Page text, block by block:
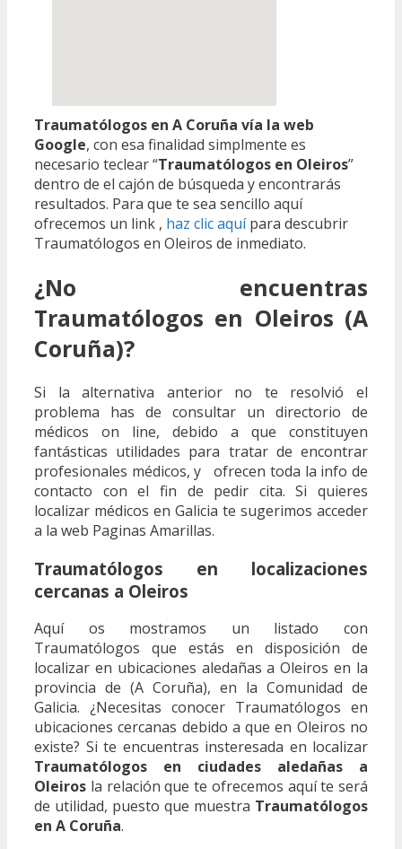
Traumatólogos en A Coruña vía la web
Google, con esa finalidad simplmente es
necesario teclear “Traumatólogos en Oleiros”
dentro de el cajón de búsqueda y encontrarás
resultados. Para que te sea sencillo aquí
ofrecemos un link , haz clic aquípara descubrir
Traumatólogos en Oleiros de inmediato.
¿No encuentras
Traumatólogos en Oleiros (A
Coruña)?
Si la alternativa anterior no te resolvió el
problema has de consultar un directorio de
médicos on line, debido a que constituyen
fantásticas utilidades para tratar de encontrar
profesionales médicos, y ofrecen toda la info de
contacto con el fin de pedir cita. Si quieres
localizar médicos en Galicia te sugerimos acceder
a la web Paginas Amarillas.
Traumatólogos en localizaciones
cercanas a Oleiros
Aquí os mostramos un listado con
Traumatólogos que estás en disposición de
localizar en ubicaciones aledañas a Oleiros en la
provincia de (A Coruña), en la Comunidad de
Galicia. ¿Necesitas conocer Traumatólogos en
ubicaciones cercanas debido a que en Oleiros no
existe? Si te encuentras insteresada en localizar
Traumatólogos en ciudades aledañas a
Oleiros la relación que te ofrecemos aquí te será
de utilidad, puesto que muestra Traumatólogos
en A Coruña.